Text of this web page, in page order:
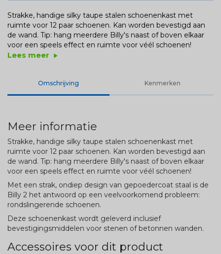
Strakke, handige silky taupe stalen schoenenkast met
ruimte voor 12 paar schoenen. Kan worden bevestigd aan
de wand. Tip: hang meerdere Billy's naast of boven elkaar
voor een speels effect en ruimte voor véél schoenen!
Lees meer play_arrow
Omschrijving Kenmerken
Meer informatie
Strakke, handige silky taupe stalen schoenenkast met
ruimte voor 12 paar schoenen. Kan worden bevestigd aan
de wand. Tip: hang meerdere Billy's naast of boven elkaar
voor een speels effect en ruimte voor véél schoenen!
Met een strak, ondiep design van gepoedercoat staal is de
Billy 2 het antwoord op een veelvoorkomend probleem:
rondslingerende schoenen.
Deze schoenenkast wordt geleverd inclusief
bevestigingsmiddelen voor stenen of betonnen wanden.
Accessoires voor dit product